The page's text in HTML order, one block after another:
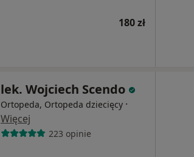
180 zł
lek. Wojciech Scendo
Ortopeda, Ortopeda dziecięcy ·
Więcej
223 opinie